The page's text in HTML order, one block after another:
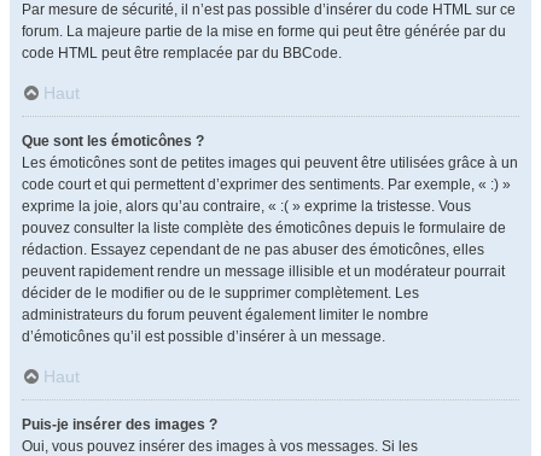
Par mesure de sécurité, il n’est pas possible d’insérer du code HTML sur ce
forum. La majeure partie de la mise en forme qui peut être générée par du
code HTML peut être remplacée par du BBCode.
Haut
Que sont les émoticônes ?
Les émoticônes sont de petites images qui peuvent être utilisées grâce à un
code court et qui permettent d’exprimer des sentiments. Par exemple, « :) »
exprime la joie, alors qu’au contraire, « :( » exprime la tristesse. Vous
pouvez consulter la liste complète des émoticônes depuis le formulaire de
rédaction. Essayez cependant de ne pas abuser des émoticônes, elles
peuvent rapidement rendre un message illisible et un modérateur pourrait
décider de le modifier ou de le supprimer complètement. Les
administrateurs du forum peuvent également limiter le nombre
d’émoticônes qu’il est possible d’insérer à un message.
Haut
Puis-je insérer des images ?
Oui, vous pouvez insérer des images à vos messages. Si les